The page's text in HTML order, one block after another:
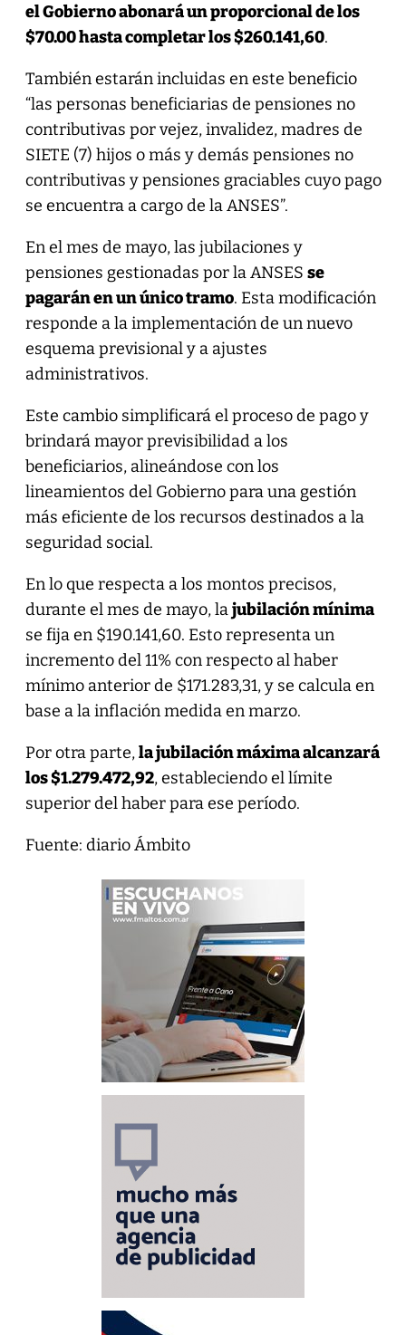
el Gobierno abonará un proporcional de los
$70.00 hasta completar los $260.141,60.
También estarán incluidas en este beneficio
“las personas beneficiarias de pensiones no
contributivas por vejez, invalidez, madres de
SIETE (7) hijos o más y demás pensiones no
contributivas y pensiones graciables cuyo pago
se encuentra a cargo de la ANSES”.
En el mes de mayo, las jubilaciones y
pensiones gestionadas por la ANSES se
pagarán en un único tramo. Esta modificación
responde a la implementación de un nuevo
esquema previsional y a ajustes
administrativos.
Este cambio simplificará el proceso de pago y
brindará mayor previsibilidad a los
beneficiarios, alineándose con los
lineamientos del Gobierno para una gestión
más eficiente de los recursos destinados a la
seguridad social.
En lo que respecta a los montos precisos,
durante el mes de mayo, lajubilación mínima
se fija en $190.141,60. Esto representa un
incremento del 11% con respecto al haber
mínimo anterior de $171.283,31, y se calcula en
base a la inflación medida en marzo.
Por otra parte,la jubilación máxima alcanzará
los $1.279.472,92, estableciendo el límite
superior del haber para ese período.
Fuente: diario Ámbito